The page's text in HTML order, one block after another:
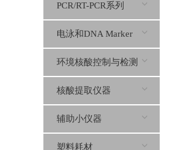
PCR/RT-PCR系列
电泳和DNA Marker
环境核酸控制与检测
核酸提取仪器
辅助小仪器
塑料耗材